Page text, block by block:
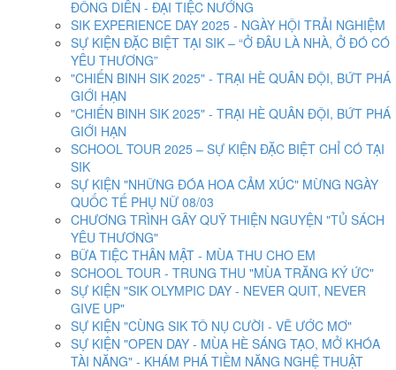
ĐỒNG DIỄN - ĐẠI TIỆC NƯỚNG
SIK EXPERIENCE DAY 2025 - NGÀY HỘI TRẢI NGHIỆM
SỰ KIỆN ĐẶC BIỆT TẠI SIK – “Ở ĐÂU LÀ NHÀ, Ở ĐÓ CÓ
YÊU THƯƠNG”
"CHIẾN BINH SIK 2025" - TRẠI HÈ QUÂN ĐỘI, BỨT PHÁ
GIỚI HẠN
"CHIẾN BINH SIK 2025" - TRẠI HÈ QUÂN ĐỘI, BỨT PHÁ
GIỚI HẠN
SCHOOL TOUR 2025 – SỰ KIỆN ĐẶC BIỆT CHỈ CÓ TẠI
SIK
SỰ KIỆN "NHỮNG ĐÓA HOA CẢM XÚC" MỪNG NGÀY
QUỐC TẾ PHỤ NỮ 08/03
CHƯƠNG TRÌNH GÂY QUỸ THIỆN NGUYỆN "TỦ SÁCH
YÊU THƯƠNG"
BỮA TIỆC THÂN MẬT - MÙA THU CHO EM
SCHOOL TOUR - TRUNG THU "MÙA TRĂNG KÝ ỨC"
SỰ KIỆN "SIK OLYMPIC DAY - NEVER QUIT, NEVER
GIVE UP"
SỰ KIỆN "CÙNG SIK TÔ NỤ CƯỜI - VẼ ƯỚC MƠ"
SỰ KIỆN "OPEN DAY - MÙA HÈ SÁNG TẠO, MỞ KHÓA
TÀI NĂNG" - KHÁM PHÁ TIỀM NĂNG NGHỆ THUẬT